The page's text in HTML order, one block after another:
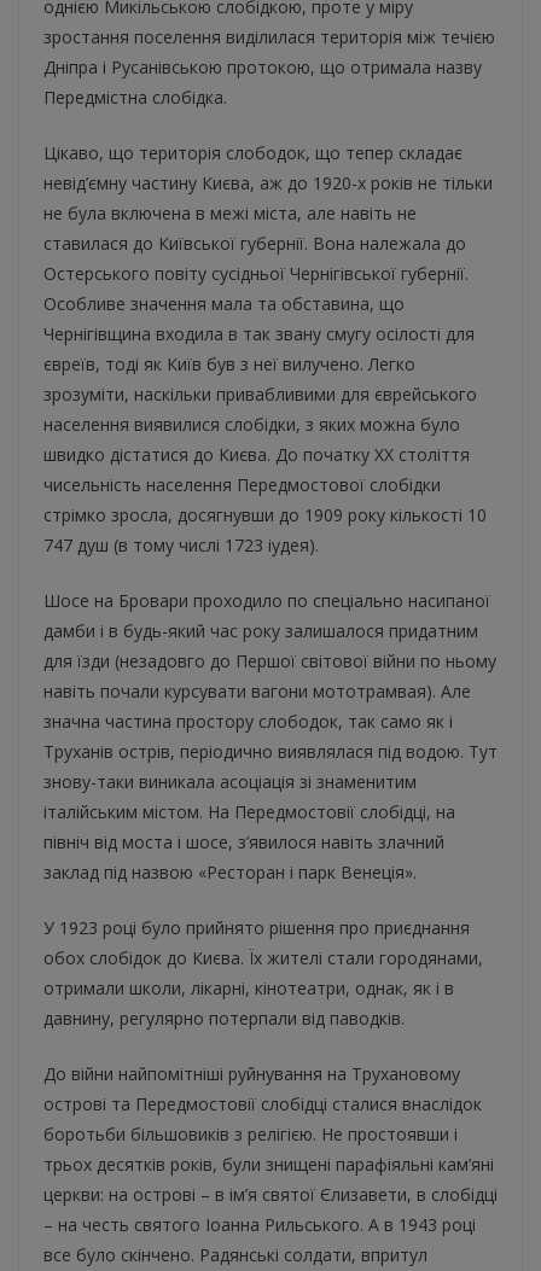
однією Микільською слобідкою, проте у міру
зростання поселення виділилася територія між течією
Дніпра і Русанівською протокою, що отримала назву
Передмістна слобідка.
Цікаво, що територія слободок, що тепер складає
невід’ємну частину Києва, аж до 1920-х років не тільки
не була включена в межі міста, але навіть не
ставилася до Київської губернії. Вона належала до
Остерського повіту сусідньої Чернігівської губернії.
Особливе значення мала та обставина, що
Чернігівщина входила в так звану смугу осілості для
євреїв, тоді як Київ був з неї вилучено. Легко
зрозуміти, наскільки привабливими для єврейського
населення виявилися слобідки, з яких можна було
швидко дістатися до Києва. До початку ХХ століття
чисельність населення Передмостової слобідки
стрімко зросла, досягнувши до 1909 року кількості 10
747 душ (в тому числі 1723 іудея).
Шосе на Бровари проходило по спеціально насипаної
дамби і в будь-який час року залишалося придатним
для їзди (незадовго до Першої світової війни по ньому
навіть почали курсувати вагони мототрамвая). Але
значна частина простору слободок, так само як і
Труханів острів, періодично виявлялася під водою. Тут
знову-таки виникала асоціація зі знаменитим
італійським містом. На Передмостовії слобідці, на
північ від моста і шосе, з’явилося навіть злачний
заклад під назвою «Ресторан і парк Венеція».
У 1923 році було прийнято рішення про приєднання
обох слобідок до Києва. Їх жителі стали городянами,
отримали школи, лікарні, кінотеатри, однак, як і в
давнину, регулярно потерпали від паводків.
До війни найпомітніші руйнування на Трухановому
острові та Передмостовії слобідці сталися внаслідок
боротьби більшовиків з релігією. Не простоявши і
трьох десятків років, були знищені парафіяльні кам’яні
церкви: на острові – в ім’я святої Єлизавети, в слобідці
– на честь святого Іоанна Рильського. А в 1943 році
все було скінчено. Радянські солдати, впритул